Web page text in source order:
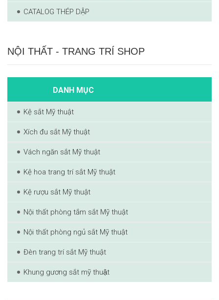
CATALOG THÉP DẬP
NỘI THẤT - TRANG TRÍ SHOP
DANH MỤC
Kệ sắt Mỹ thuật
Xích đu sắt Mỹ thuật
Vách ngăn sắt Mỹ thuật
Kệ hoa trang trí sắt Mỹ thuật
Kệ rượu sắt Mỹ thuật
Nội thất phòng tắm sắt Mỹ thuật
Nội thất phòng ngủ sắt Mỹ thuật
Đèn trang trí sắt Mỹ thuật
Khung gương sắt mỹ thuật